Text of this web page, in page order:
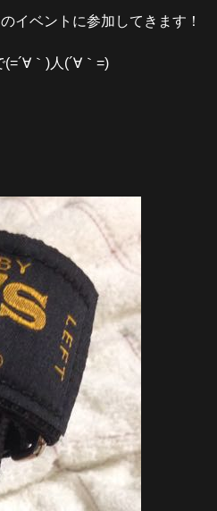
イベントに参加してきます！
｀)人(´∀｀=)